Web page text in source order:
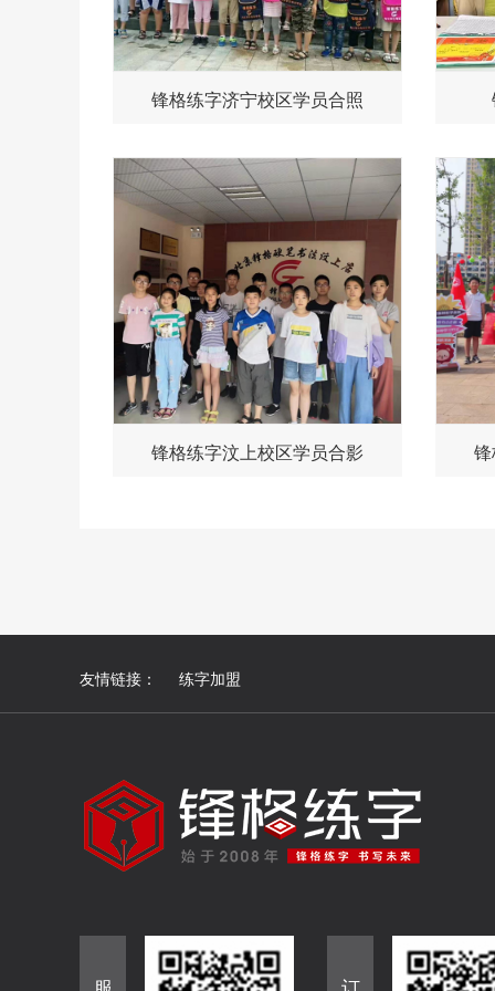
锋格练字济宁校区学员合照
锋格练字汶上校区学员合影 锋
友情链接： 练字加盟